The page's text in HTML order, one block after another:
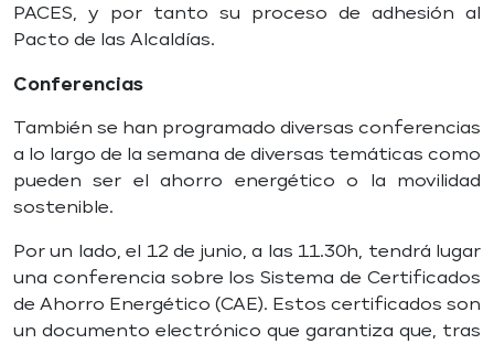
PACES, y por tanto su proceso de adhesión al
Pacto de las Alcaldías.
Conferencias
También se han programado diversas conferencias
a lo largo de la semana de diversas temáticas como
pueden ser el ahorro energético o la movilidad
sostenible.
Por un lado, el 12 de junio, a las 11.30h, tendrá lugar
una conferencia sobre los Sistema de Certificados
de Ahorro Energético (CAE). Estos certificados son
un documento electrónico que garantiza que, tras